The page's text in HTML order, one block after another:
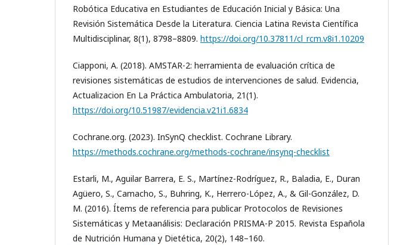
Robótica Educativa en Estudiantes de Educación Inicial y Básica: Una
Revisión Sistemática Desde la Literatura. Ciencia Latina Revista Científica
Multidisciplinar, 8(1), 8798–8809. https://doi.org/10.37811/cl_rcm.v8i1.10209
Ciapponi, A. (2018). AMSTAR-2: herramienta de evaluación crítica de
revisiones sistemáticas de estudios de intervenciones de salud. Evidencia,
Actualizacion En La Práctica Ambulatoria, 21(1).
https://doi.org/10.51987/evidencia.v21i1.6834
Cochrane.org. (2023). InSynQ checklist. Cochrane Library.
https://methods.cochrane.org/methods-cochrane/insynq-checklist
Estarli, M., Aguilar Barrera, E. S., Martínez-Rodríguez, R., Baladia, E., Duran
Agüero, S., Camacho, S., Buhring, K., Herrero-López, A., & Gil-González, D.
M. (2016). Ítems de referencia para publicar Protocolos de Revisiones
Sistemáticas y Metaanálisis: Declaración PRISMA-P 2015. Revista Española
de Nutrición Humana y Dietética, 20(2), 148–160.